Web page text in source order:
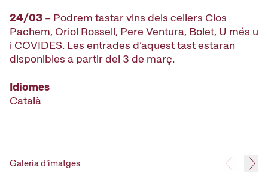
24/03 – Podrem tastar vins dels cellers Clos
Pachem, Oriol Rossell, Pere Ventura, Bolet, U més u
i COVIDES. Les entrades d’aquest tast estaran
disponibles a partir del 3 de març.
Idiomes
Català
Galeria d'imatges